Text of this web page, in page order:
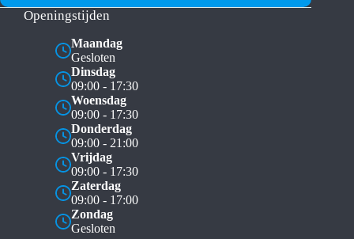
Openingstijden
Maandag
Gesloten
Dinsdag
09:00 - 17:30
Woensdag
09:00 - 17:30
Donderdag
09:00 - 21:00
Vrijdag
09:00 - 17:30
Zaterdag
09:00 - 17:00
Zondag
Gesloten